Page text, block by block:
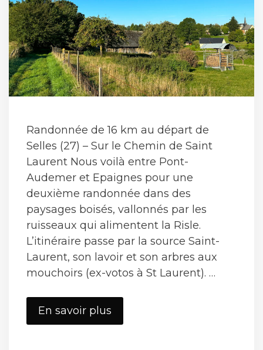
Randonnée de 16 km au départ de
Selles (27) – Sur le Chemin de Saint
Laurent Nous voilà entre Pont-
Audemer et Epaignes pour une
deuxième randonnée dans des
paysages boisés, vallonnés par les
ruisseaux qui alimentent la Risle.
L’itinéraire passe par la source Saint-
Laurent, son lavoir et son arbres aux
mouchoirs (ex-votos à St Laurent). …
En savoir plus
2